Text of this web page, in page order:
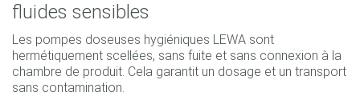
fluides sensibles
Les pompes doseuses hygiéniques LEWA sont
hermétiquement scellées, sans fuite et sans connexion à la
chambre de produit. Cela garantit un dosage et un transport
sans contamination.